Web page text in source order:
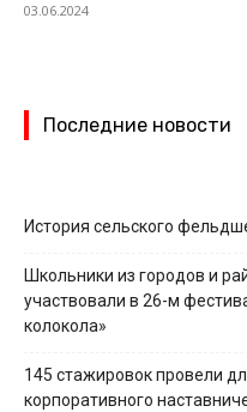
03.06.2024
Последние новости
История сельского
Школьники из городов и
участвовали в 26-м
колокола»
145 стажировок провели
корпоративного